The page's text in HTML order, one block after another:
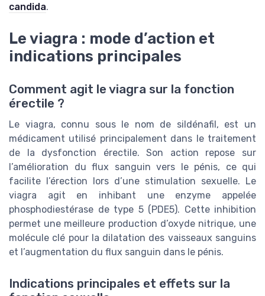
candida.
Le viagra : mode d’action et
indications principales
Comment agit le viagra sur la fonction
érectile ?
Le viagra, connu sous le nom de sildénafil, est un
médicament utilisé principalement dans le traitement
de la dysfonction érectile. Son action repose sur
l’amélioration du flux sanguin vers le pénis, ce qui
facilite l’érection lors d’une stimulation sexuelle. Le
viagra agit en inhibant une enzyme appelée
phosphodiestérase de type 5 (PDE5). Cette inhibition
permet une meilleure production d’oxyde nitrique, une
molécule clé pour la dilatation des vaisseaux sanguins
et l’augmentation du flux sanguin dans le pénis.
Indications principales et effets sur la